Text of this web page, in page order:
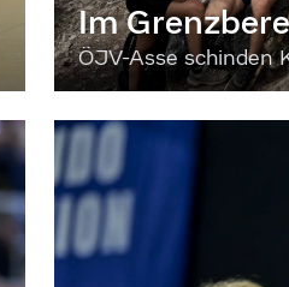
Im
ÖJV-Asse schinden